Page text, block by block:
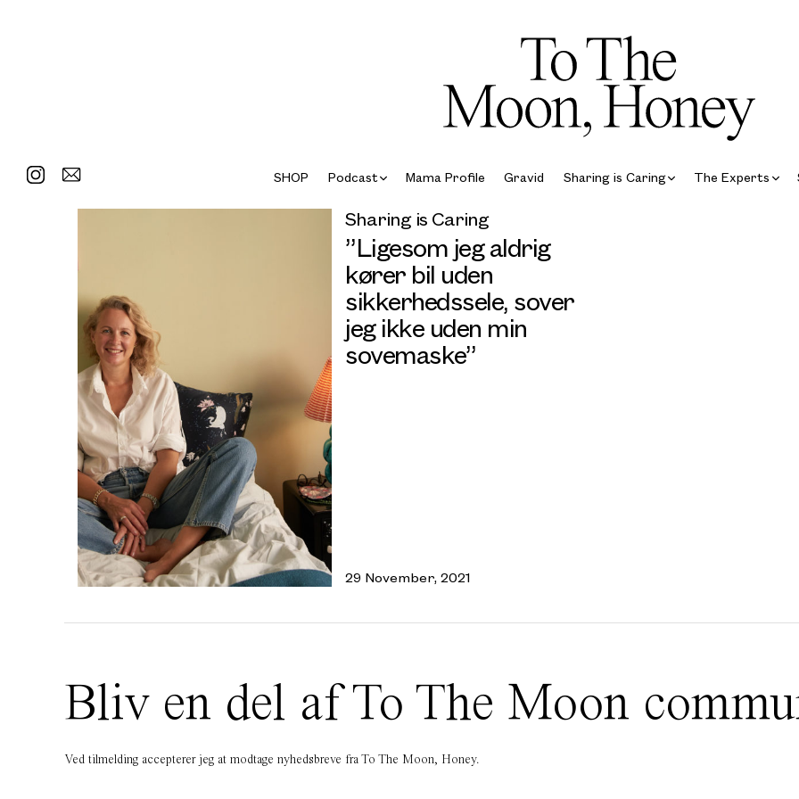
SHOP Podcast Mama Profile Gravid Sharing is Caring The Experts
Sharing is Caring
”Ligesom jeg aldrig
kører bil uden
sikkerhedssele, sover
jeg ikke uden min
sovemaske”
29 November, 2021
Bliv en del af To The Moon
Ved tilmelding accepterer jeg at modtage nyhedsbreve fra To The Moon, Honey.